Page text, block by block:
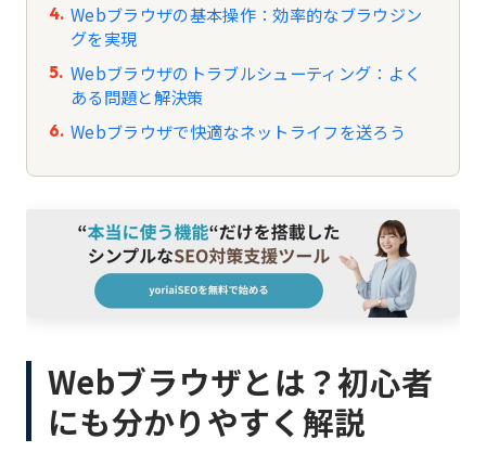
Webブラウザの基本操作：効率的なブラウジン
グを実現
Webブラウザのトラブルシューティング：よく
ある問題と解決策
Webブラウザで快適なネットライフを送ろう
Webブラウザとは？初心者
にも分かりやすく解説